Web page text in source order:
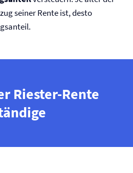
seiner Rente ist, desto
Riester-Rente